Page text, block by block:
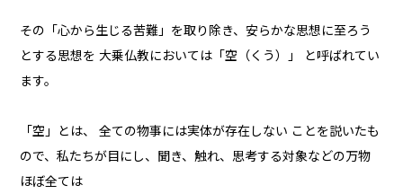
その「心から生じる苦難」を取り除き、安らかな思想に至ろう
とする思想を 大乗仏教においては「空（くう）」 と呼ばれてい
ます。
「空」とは、 全ての物事には実体が存在しない ことを説いたも
ので、私たちが目にし、聞き、触れ、思考する対象などの万物
ほぼ全ては